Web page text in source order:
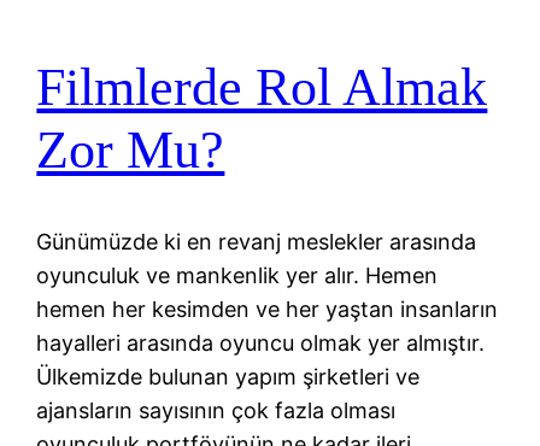
Filmlerde Rol Almak
Zor Mu?
Günümüzde ki en revanj meslekler arasında
oyunculuk ve mankenlik yer alır. Hemen
hemen her kesimden ve her yaştan insanların
hayalleri arasında oyuncu olmak yer almıştır.
Ülkemizde bulunan yapım şirketleri ve
ajansların sayısının çok fazla olması